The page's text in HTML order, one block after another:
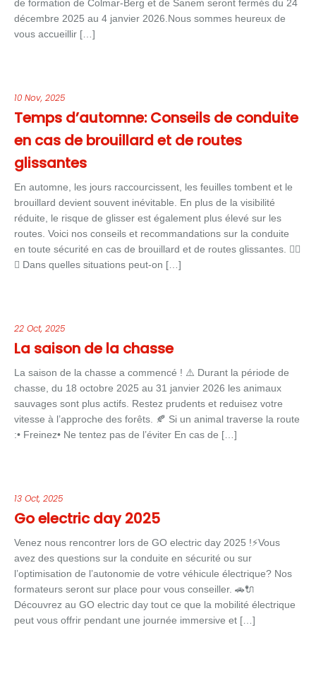
de formation de Colmar-Berg et de Sanem seront fermés du 24
décembre 2025 au 4 janvier 2026.Nous sommes heureux de
vous accueillir […]
10 Nov, 2025
Temps d’automne: Conseils de conduite
en cas de brouillard et de routes
glissantes
En automne, les jours raccourcissent, les feuilles tombent et le
brouillard devient souvent inévitable. En plus de la visibilité
réduite, le risque de glisser est également plus élevé sur les
routes. Voici nos conseils et recommandations sur la conduite
en toute sécurité en cas de brouillard et de routes glissantes. 😶‍🌫️
🍂 Dans quelles situations peut-on […]
22 Oct, 2025
La saison de la chasse
La saison de la chasse a commencé ! ⚠️ Durant la période de
chasse, du 18 octobre 2025 au 31 janvier 2026 les animaux
sauvages sont plus actifs. Restez prudents et reduisez votre
vitesse à l’approche des forêts. 🍂 Si un animal traverse la route
:• Freinez• Ne tentez pas de l’éviter En cas de […]
13 Oct, 2025
Go electric day 2025
Venez nous rencontrer lors de GO electric day 2025 !⚡Vous
avez des questions sur la conduite en sécurité ou sur
l’optimisation de l’autonomie de votre véhicule électrique? Nos
formateurs seront sur place pour vous conseiller. 🚗🔌
Découvrez au GO electric day tout ce que la mobilité électrique
peut vous offrir pendant une journée immersive et […]